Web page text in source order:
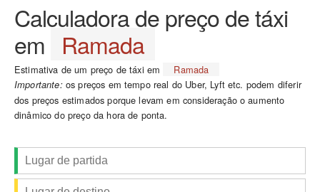
Calculadora de preço de táxi
em Ramada
Estimativa de um preço de táxi em Ramada
Importante:os preços em tempo real do Uber, Lyft etc. podem diferir
dos preços estimados porque levam em consideração o aumento
dinâmico do preço da hora de ponta.